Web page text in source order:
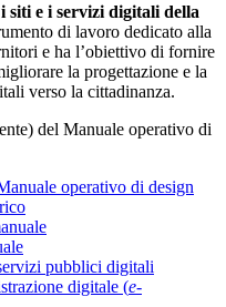
siti e i servizi digitali della
di lavoro dedicato alla
e ha l’obiettivo di fornire
la progettazione e la
verso la cittadinanza.
del Manuale operativo di
operativo di design
pubblici digitali
digitale (e-